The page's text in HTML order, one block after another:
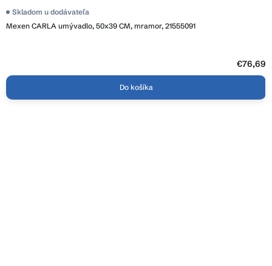
Mexen CARLA umývadlo, 50x39 CM, mramor, 21555091
Skladom u dodávateľa
€76,69
Do košíka